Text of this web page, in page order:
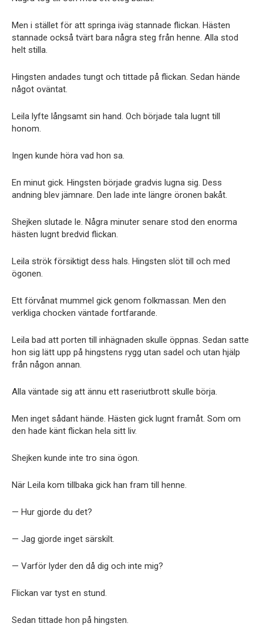
Men i stället för att springa iväg stannade flickan. Hästen
stannade också tvärt bara några steg från henne. Alla stod
helt stilla.
Hingsten andades tungt och tittade på flickan. Sedan hände
något oväntat.
Leila lyfte långsamt sin hand. Och började tala lugnt till
honom.
Ingen kunde höra vad hon sa.
En minut gick. Hingsten började gradvis lugna sig. Dess
andning blev jämnare. Den lade inte längre öronen bakåt.
Shejken slutade le. Några minuter senare stod den enorma
hästen lugnt bredvid flickan.
Leila strök försiktigt dess hals. Hingsten slöt till och med
ögonen.
Ett förvånat mummel gick genom folkmassan. Men den
verkliga chocken väntade fortfarande.
Leila bad att porten till inhägnaden skulle öppnas. Sedan satte
hon sig lätt upp på hingstens rygg utan sadel och utan hjälp
från någon annan.
Alla väntade sig att ännu ett raseriutbrott skulle börja.
Men inget sådant hände. Hästen gick lugnt framåt. Som om
den hade känt flickan hela sitt liv.
Shejken kunde inte tro sina ögon.
När Leila kom tillbaka gick han fram till henne.
— Hur gjorde du det?
— Jag gjorde inget särskilt.
— Varför lyder den då dig och inte mig?
Flickan var tyst en stund.
Sedan tittade hon på hingsten.